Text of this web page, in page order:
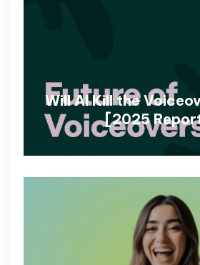
Will AI Kill the
[2025